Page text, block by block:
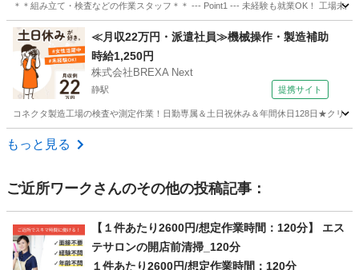
＊＊組み立て・検査などの作業スタッフ＊＊ --- Point1 --- 未経験も就業OK！ 工場未
茨城 古河市 工場 スタッフ
≪月収22万円・派遣社員≫機械操作・製造補助
時給1,250円
株式会社BREXA Next
静駅 提携サイト
コネクタ製造工場の検査や測定作業！日勤専属＆土日祝休み＆年間休日128日★クリ
茨城 常陸大宮市
もっと見る
ご近所ワーク さんのその他の投稿記事：
【１件あたり2600円/想定作業時間：120分】 エス
テサロンの開店前清掃_120分
１件あたり2600円/想定作業時間：120分